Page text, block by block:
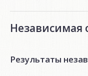
Независимая
Результаты